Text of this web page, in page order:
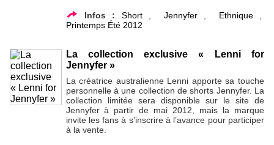
Infos : Short, Jennyfer, Ethnique,
Printemps Été 2012
La collection exclusive « Lenni for
Jennyfer »
La créatrice australienne Lenni apporte sa touche
personnelle à une collection de shorts Jennyfer. La
collection limitée sera disponible sur le site de
Jennyfer à partir de mai 2012, mais la marque
invite les fans à s’inscrire à l’avance pour participer
à la vente.